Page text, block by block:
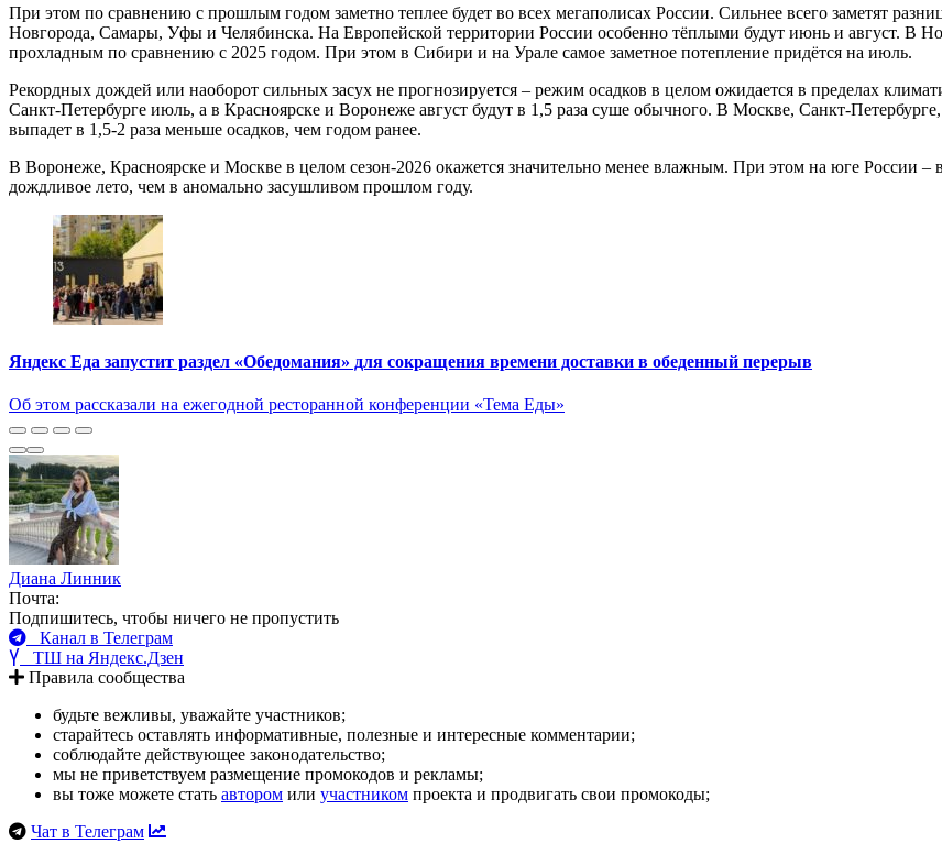
При этом по сравнению с прошлым годом заметно теплее будет во всех мегаполисах России. Сильнее всего заметят
Новгорода, Самары, Уфы и Челябинска. На Европейской территории России особенно тёплыми будут июнь и август. В
прохладным по сравнению с 2025 годом. При этом в Сибири и на Урале самое заметное потепление придётся на июль.
Рекордных дождей или наоборот сильных засух не прогнозируется – режим осадков в целом ожидается в пределах
Санкт-Петербурге июль, а в Красноярске и Воронеже август будут в 1,5 раза суше обычного. В Москве, Санкт-
выпадет в 1,5-2 раза меньше осадков, чем годом ранее.
В Воронеже, Красноярске и Москве в целом сезон-2026 окажется значительно менее влажным. При этом на юге России –
дождливое лето, чем в аномально засушливом прошлом году.
Яндекс Еда запустит раздел «Обедомания» для сокращения времени доставки в обеденный перерыв
Об этом рассказали на ежегодной ресторанной конференции «Тема Еды»
Диана Линник
Почта:
Подпишитесь, чтобы ничего не пропустить
Канал в Телеграм
ТШ на Яндекс.Дзен
Правила сообщества
будьте вежливы, уважайте участников;
старайтесь оставлять информативные, полезные и интересные комментарии;
соблюдайте действующее законодательство;
мы не приветствуем размещение промокодов и рекламы;
вы тоже можете стать автором или участником проекта и продвигать свои промокоды;
Чат в Телеграм